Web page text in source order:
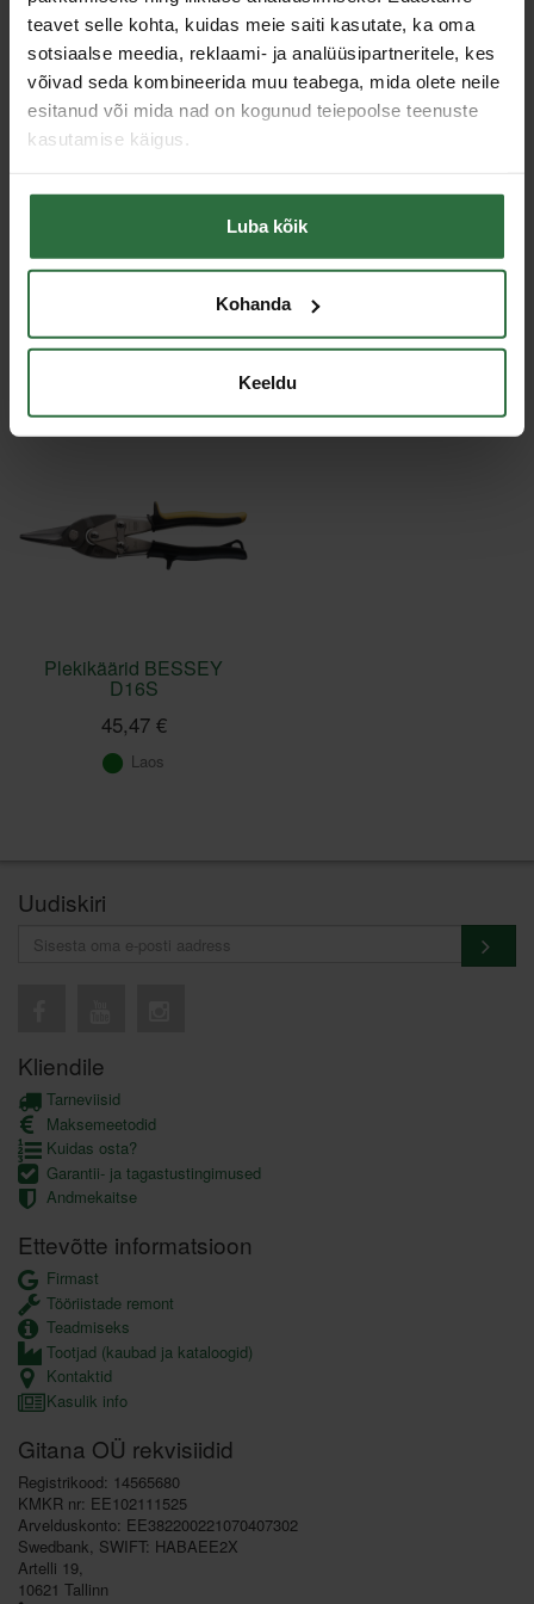
teavet selle kohta, kuidas meie saiti kasutate, ka oma
sotsiaalse meedia, reklaami- ja analüüsipartneritele, kes
võivad seda kombineerida muu teabega, mida olete neile
esitanud või mida nad on kogunud teiepoolse teenuste
kasutamise käigus.
Luba kõik
Kohanda
Keeldu
Metalli paksus (600
N/mm2)
1,2 mm
Lõiketera pikkus
40 mm
Toote tüüp
Plekilõikur
Toodete loendi laadimine ebaõnnestus.
Plekikäärid BESSEY
D16S
45,47 €
Laos
Uudiskiri
Kliendile
Tarneviisid
Maksemeetodid
Kuidas osta?
Garantii- ja tagastustingimused
Andmekaitse
Ettevõtte informatsioon
Firmast
Tööriistade remont
Teadmiseks
Tootjad (kaubad ja kataloogid)
Kontaktid
Kasulik info
Gitana OÜ rekvisiidid
Registrikood: 14565680
KMKR nr: EE102111525
Arvelduskonto: EE382200221070407302
Swedbank, SWIFT: HABAEE2X
Artelli 19,
10621 Tallinn